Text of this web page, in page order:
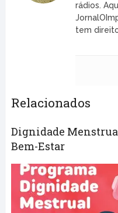
rádios.
tem
Relacionados
Dignidade
Bem-Estar